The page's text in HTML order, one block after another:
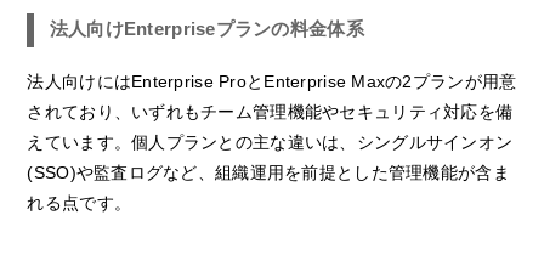
法人向けEnterpriseプランの料金体系
法人向けにはEnterprise ProとEnterprise Maxの2プランが用意
されており、いずれもチーム管理機能やセキュリティ対応を備
えています。個人プランとの主な違いは、シングルサインオン
(SSO)や監査ログなど、組織運用を前提とした管理機能が含ま
れる点です。